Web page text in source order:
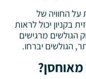
החוויה של
בקניון יכול לראות
מרגישים
יברחו.